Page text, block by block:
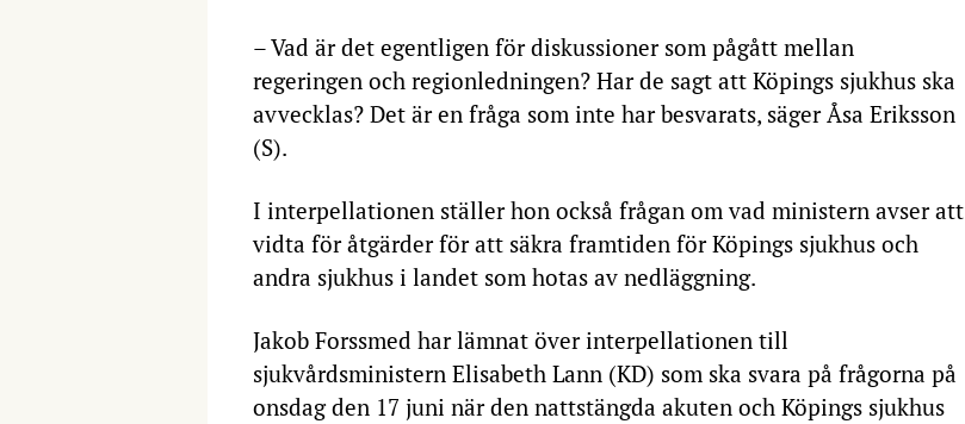
– Vad är det egentligen för diskussioner som pågått mellan
regeringen och regionledningen? Har de sagt att Köpings sjukhus ska
avvecklas? Det är en fråga som inte har besvarats, säger Åsa Eriksson
(S).
I interpellationen ställer hon också frågan om vad ministern avser att
vidta för åtgärder för att säkra framtiden för Köpings sjukhus och
andra sjukhus i landet som hotas av nedläggning.
Jakob Forssmed har lämnat över interpellationen till
sjukvårdsministern Elisabeth Lann (KD) som ska svara på frågorna på
onsdag den 17 juni när den nattstängda akuten och Köpings sjukhus